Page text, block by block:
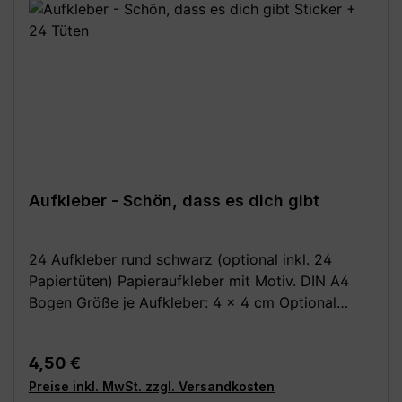
Aufkleber - Schön, dass es dich gibt
24 Aufkleber rund schwarz (optional inkl. 24
Papiertüten) Papieraufkleber mit Motiv. DIN A4
Bogen Größe je Aufkleber: 4 x 4 cm Optional
Natron, außen leicht beschichtet Deine Vorteile: -
Kauf direkt vom Hersteller (Made in Germany) -
Regulärer Preis:
4,50 €
Preise inkl. MwSt. zzgl. Versandkosten